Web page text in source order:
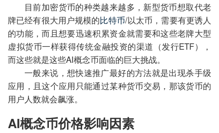
目前加密货币的种类越来越多，新型货币想取代老
牌已经有很大用户规模的比特币/以太币，需要有更诱人
的功能，而且想要迅速积累资金就需要和这些老牌大型
虚拟货币一样获得传统金融投资的渠道（发行ETF），
而这些就是这些AI概念币面临的巨大挑战。
一般来说，想快速推广最好的方法就是出现杀手级
应用，且这个应用只能通过某种货币交易，那该货币的
用户人数就会飙涨。
AI概念币价格影响因素